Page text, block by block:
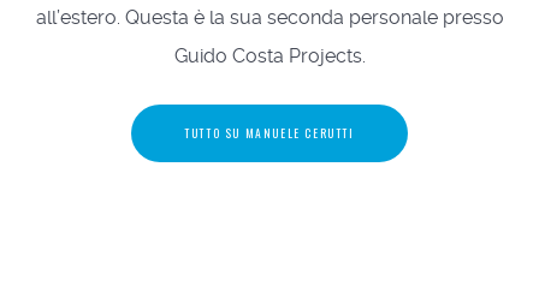
all’estero. Questa è la sua seconda personale presso
Guido Costa Projects.
TUTTO SU MANUELE CERUTTI